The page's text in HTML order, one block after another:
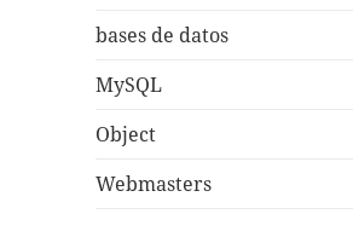
bases de datos
MySQL
Object
Webmasters